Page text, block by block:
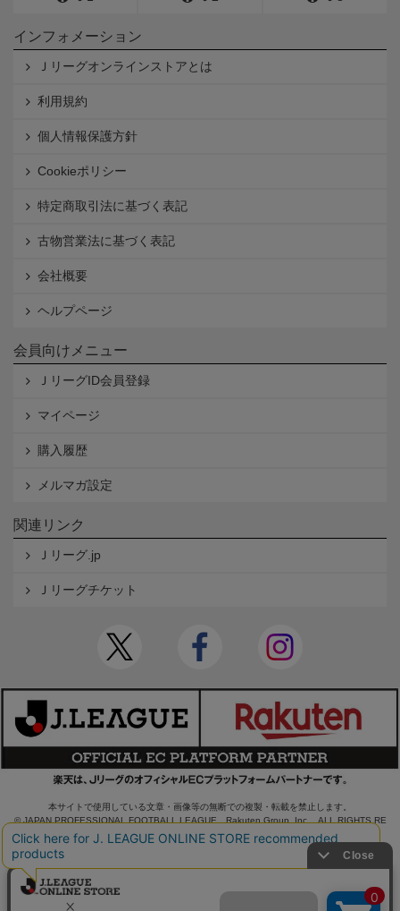
インフォメーション
Ｊリーグオンラインストアとは
利用規約
個人情報保護方針
Cookieポリシー
特定商取引法に基づく表記
古物営業法に基づく表記
会社概要
ヘルプページ
会員向けメニュー
ＪリーグID会員登録
マイページ
購入履歴
メルマガ設定
関連リンク
Ｊリーグ.jp
Ｊリーグチケット
本サイトで使用している文章・画像等の無断での複製・転載を禁止します。
© JAPAN PROFESSIONAL FOOTBALL LEAGUE Rakuten Group, Inc. ALL RIGHTS RE
SERVED.